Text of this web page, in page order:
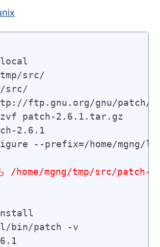
src/
src/
ftp.gnu.org/gnu/patch/
patch-2.6.1.tar.gz
2.6.1
--prefix=/home/mgng/
ら /home/mgng/tmp/src/
bin/patch -v